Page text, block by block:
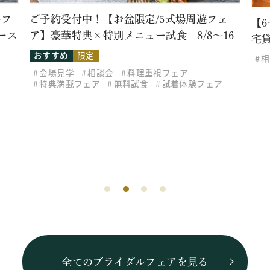
ス
ご予約受付中！【お盆限定/5式場周遊フェ
ア】豪華特典×特別メニュー試食 8/8～16
おすすめ
限定
会場見学
相談会
料理重視フェア
特典満載フェア
無料試食 試着体験フェア
【
宅
全てのブライダルフェアを見る